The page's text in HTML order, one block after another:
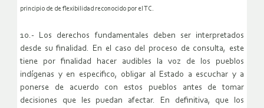
principio de de flexibilidad reconocido por el TC.
10.- Los derechos fundamentales deben ser interpretados
desde su finalidad. En el caso del proceso de consulta, este
tiene por finalidad hacer audibles la voz de los pueblos
indígenas y en especifico, obligar al Estado a escuchar y a
ponerse de acuerdo con estos pueblos antes de tomar
decisiones que les puedan afectar. En definitiva, que los